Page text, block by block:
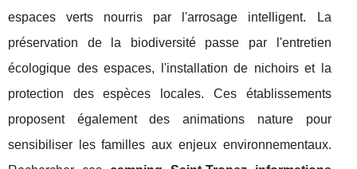
espaces verts nourris par l'arrosage intelligent. La
préservation de la biodiversité passe par l'entretien
écologique des espaces, l'installation de nichoirs et la
protection des espèces locales. Ces établissements
proposent également des animations nature pour
sensibiliser les familles aux enjeux environnementaux.